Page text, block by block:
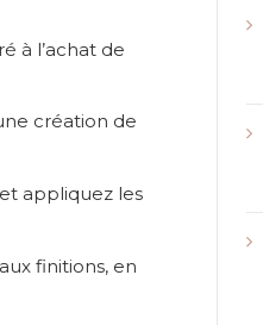
à l’achat de
création de
appliquez les
finitions, en